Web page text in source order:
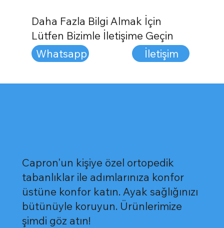
Daha Fazla Bilgi Almak İçin
Lütfen Bizimle İletişime Geçin
İletişim
Whatsapp
Capron'un kişiye özel ortopedik
tabanlıklar ile adımlarınıza konfor
üstüne konfor katın. Ayak sağlığınızı
bütünüyle koruyun. Ürünlerimize
şimdi göz atın!